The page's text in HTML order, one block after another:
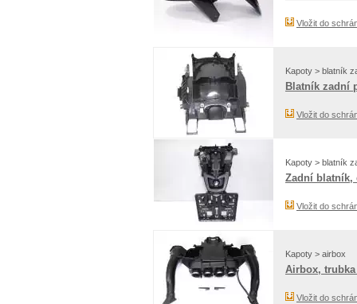
Vložit do
Kapoty > blatník
Blatník zadní
Vložit do
Kapoty > blatník
Zadní blatník,
Vložit do
Kapoty > airbox
Airbox,
Vložit do